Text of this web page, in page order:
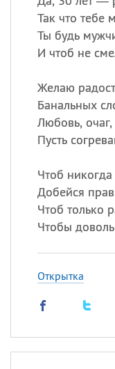
Так что тебе
Ты будь
И чтоб не
Желаю
Банальных
Любовь,
Пусть
Чтоб
Добейся
Чтоб только
Чтобы
Открытка